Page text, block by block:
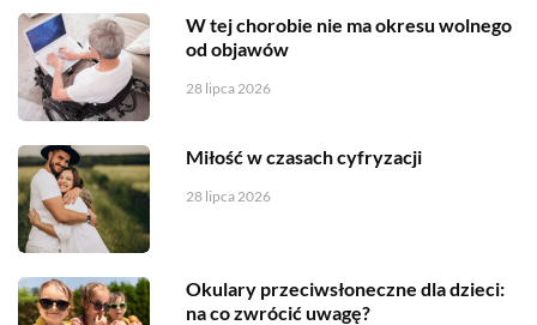
W tej chorobie nie ma okresu wolnego
od objawów
28 lipca 2026
Miłość w czasach cyfryzacji
28 lipca 2026
Okulary przeciwsłoneczne dla dzieci:
na co zwrócić uwagę?